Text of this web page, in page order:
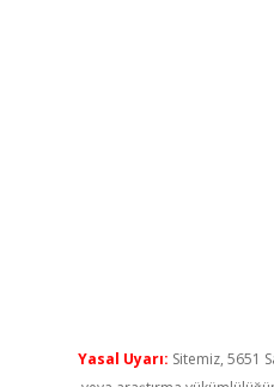
Yasal Uyarı: Sitemiz, 5651